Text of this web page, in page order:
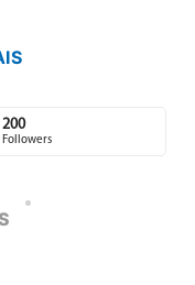
200
Followers